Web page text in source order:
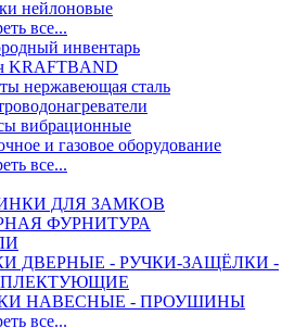
нейлоновые
все...
инвентарь
KRAFTBAND
нержавеющая сталь
вибрационные
и газовое оборудование
все...
ДЛЯ ЗАМКОВ
ФУРНИТУРА
ДВЕРНЫЕ - РУЧКИ-ЗАЩЁЛКИ -
НАВЕСНЫЕ - ПРОУШИНЫ
все...